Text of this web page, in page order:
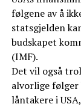
følgene av å
statsgjelden
budskapet
(IMF).
Det vil også
alvorlige
låntakere i